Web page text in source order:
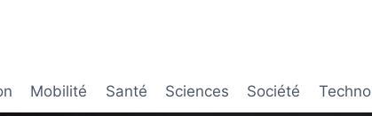
Mobilité Santé Sciences Société